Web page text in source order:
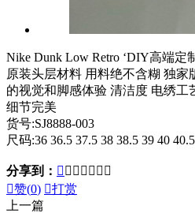
Nike Dunk Low Retro ‘DIY高端定
原装头层材料 用料绝不含糊 独
的视觉和脚感体验 清洁度 电绣工
细节完美
货号:SJ8888-003
尺码:36 36.5 37.5 38 38.5 39 40
分享到：       
赞(0) 打赏
上一篇